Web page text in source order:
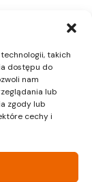
takich
dostępu do
nam
lub
zgody lub
cechy i